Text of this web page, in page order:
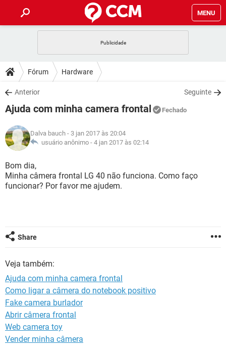
MENU
CELULAR
OUTLOOK
INSTAGRAM GMAIL
GUIA DE COMPRAS
DICAS
JOGOS
INSTAGRAM GMAIL
GUIA DE COMPRAS
DOWNLOADS
JOGOS WHATSAPP
CELULAR
OUTLOOK EXCEL
INSTAGRAM
GUIA DE COMPRAS
FÓRUM
JOGOS WHATSAPP
CELULAR
OUTLOOK
INSTAGRAM GMAIL
GLOSSÁRIO
JOGOS
CELULAR FACEBOOK
GUIA DE COMPRAS
Fórum Hardware
Anterior Seguinte
Ajuda com minha camera frontal Fechado
Dalva bauch - 3 jan 2017 às 20:04
usuário anônimo - 4 jan 2017 às 02:14
Bom dia,
Minha câmera frontal LG 40 não funciona. Como faço
funcionar? Por favor me ajudem.
Share
Veja também:
Ajuda com minha camera frontal
Como ligar a câmera do notebook positivo
Fake camera burlador
Abrir câmera frontal
Web camera toy
Vender minha câmera